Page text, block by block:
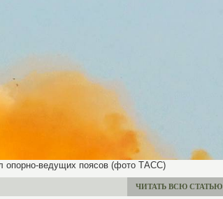
опорно-ведущих поясов (фото ТАСС)
ЧИТАТЬ ВСЮ СТАТЬЮ